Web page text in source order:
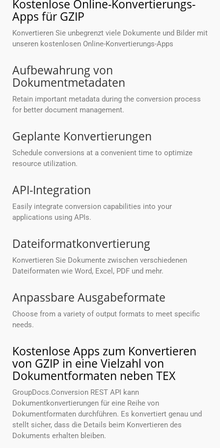
Kostenlose Online-Konvertierungs-
Apps für GZIP
Konvertieren Sie unbegrenzt viele Dokumente und Bilder mit
unseren kostenlosen Online-Konvertierungs-Apps
Aufbewahrung von
Dokumentmetadaten
Retain important metadata during the conversion process
for better document management.
Geplante Konvertierungen
Schedule conversions at a convenient time to optimize
resource utilization.
API-Integration
Easily integrate conversion capabilities into your
applications using APIs.
Dateiformatkonvertierung
Konvertieren Sie Dokumente zwischen verschiedenen
Dateiformaten wie Word, Excel, PDF und mehr.
Anpassbare Ausgabeformate
Choose from a variety of output formats to meet specific
needs.
Kostenlose Apps zum Konvertieren
von GZIP in eine Vielzahl von
Dokumentformaten neben TEX
GroupDocs.Conversion REST API kann
Dokumentkonvertierungen für eine Reihe von
Dokumentformaten durchführen. Es konvertiert genau und
stellt sicher, dass die Details beim Konvertieren des
Dokuments erhalten bleiben.